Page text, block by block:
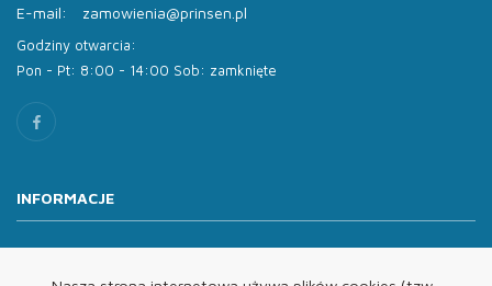
E-mail:
zamowienia@prinsen.pl
Godziny otwarcia:
Pon - Pt: 8:00 - 14:00 Sob: zamknięte
INFORMACJE